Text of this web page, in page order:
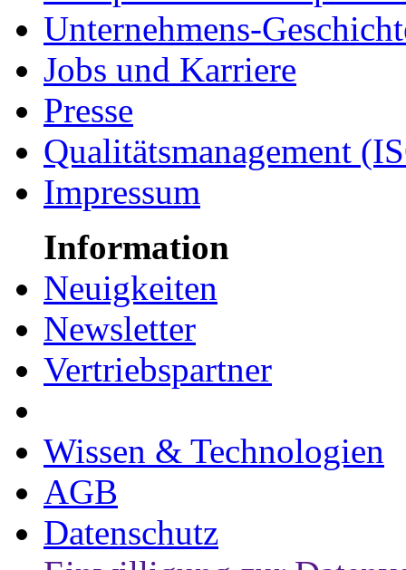
Unternehmens-
Jobs und Karriere
Presse
Qualitätsmanagement
Impressum
Information
Neuigkeiten
Newsletter
Vertriebspartner
Wissen & Technologien
AGB
Datenschutz